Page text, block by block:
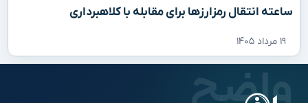
ساعته انتقال رمزارزها برای مقابله با کلاهبرداری
۱۹ مرداد ۱۴۰۵